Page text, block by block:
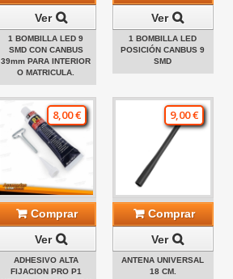
Ver
1 BOMBILLA LED 9
SMD CON CANBUS
39mm PARA INTERIOR
O MATRICULA.
Ver
1 BOMBILLA LED
POSICIÓN CANBUS 9
SMD
8,00 €
Comprar
Ver
ADHESIVO ALTA
FIJACION PRO P1
9,00 €
Comprar
Ver
ANTENA UNIVERSAL
18 CM.